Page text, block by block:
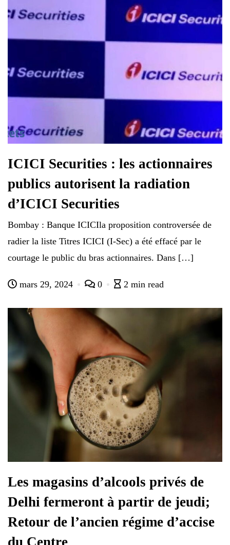
ICICI Securities : les actionnaires
publics autorisent la radiation
d’ICICI Securities
Bombay : Banque ICICIla proposition controversée de
radier la liste Titres ICICI (I-Sec) a été effacé par le
courtage le public du bras actionnaires. Dans […]
mars 29, 2024 0 2 min read
Les magasins d’alcools privés de
Delhi fermeront à partir de jeudi;
Retour de l’ancien régime d’accise
du Centre